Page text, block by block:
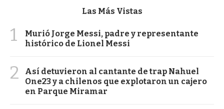
Las Más Vistas
1
Murió Jorge Messi, padre y representante
histórico de Lionel Messi
2
Así detuvieron al cantante de trap Nahuel
One23 y a chilenos que explotaron un cajero
en Parque Miramar